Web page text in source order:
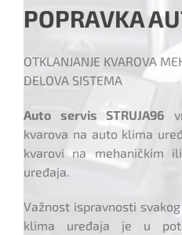
POPRAVKA
OTKLANJANJE KVAROVA
DELOVA SISTEMA
Auto servis STRUJA96
kvarova na auto klima
kvarovi na mehaničkim
uređaja.
Važnost ispravnosti
klima uređaja je u